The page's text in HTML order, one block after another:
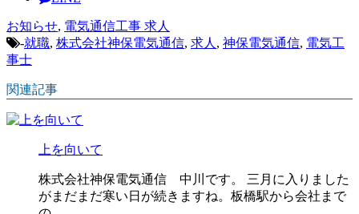
お知らせ, 電気通信工事 求人
-就職, 株式会社神保電気通信, 求人 , 神保電気通信, 電気工
事士
関連記事
上を向いて
株式会社神保電気通信 中川です。 三月に入りました
がまだまだ寒い日が続きますね。板橋駅から会社まで